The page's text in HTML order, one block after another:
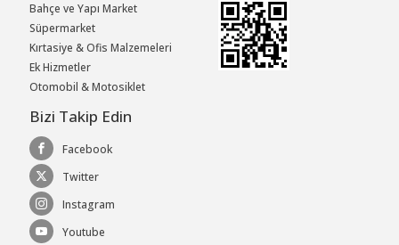
Bahçe ve Yapı Market
Süpermarket
Kırtasiye & Ofis Malzemeleri
Ek Hizmetler
Otomobil & Motosiklet
Bizi Takip Edin
Facebook
Twitter
Instagram
Youtube